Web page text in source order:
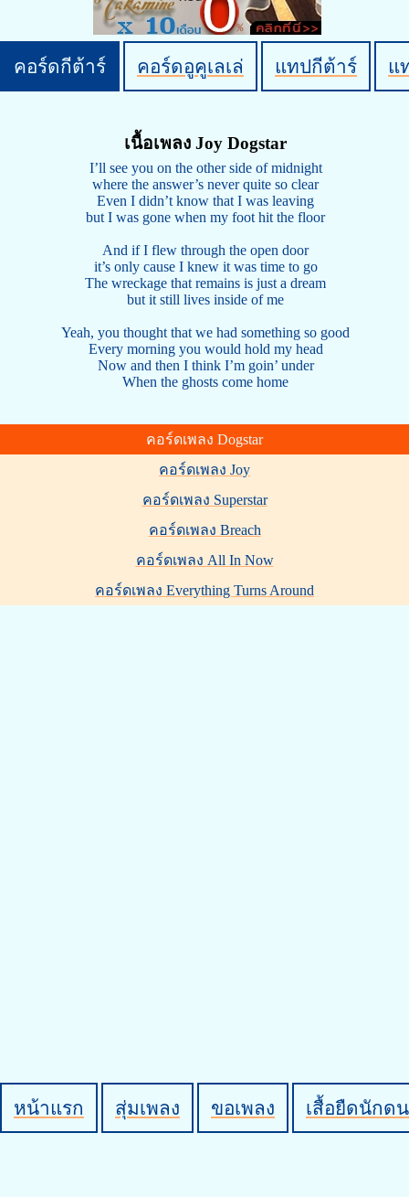
คอร์ดกีต้าร์ คอร์ดอูคูเลเล่ แทปกีต้าร์ แ
เนื้อเพลง Joy Dogstar
I’ll see you on the other side of midnight
where the answer’s never quite so clear
Even I didn’t know that I was leaving
but I was gone when my foot hit the floor
And if I flew through the open door
it’s only cause I knew it was time to go
The wreckage that remains is just a dream
but it still lives inside of me
Yeah, you thought that we had something so good
Every morning you would hold my head
Now and then I think I’m goin’ under
When the ghosts come home
คอร์ดเพลง Dogstar
คอร์ดเพลง Joy
คอร์ดเพลง Superstar
คอร์ดเพลง Breach
คอร์ดเพลง All In Now
คอร์ดเพลง Everything Turns Around
หน้าแรก สุ่มเพลง ขอเพลง เสื้อยืดนักด